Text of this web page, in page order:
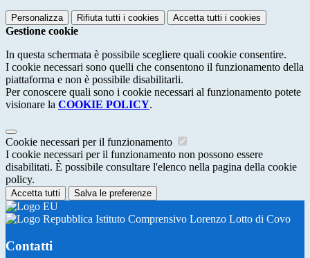
Personalizza Rifiuta tutti i cookies Accetta tutti i cookies
Gestione cookie
In questa schermata è possibile scegliere quali cookie consentire.
I cookie necessari sono quelli che consentono il funzionamento della
piattaforma e non è possibile disabilitarli.
Per conoscere quali sono i cookie necessari al funzionamento potete
visionare la COOKIE POLICY.
Cookie necessari per il funzionamento
I cookie necessari per il funzionamento non possono essere
disabilitati. È possibile consultare l'elenco nella pagina della cookie
policy.
Accetta tutti Salva le preferenze
Istituto Comprensivo Lorenzo Lotto di Covo
Contatti